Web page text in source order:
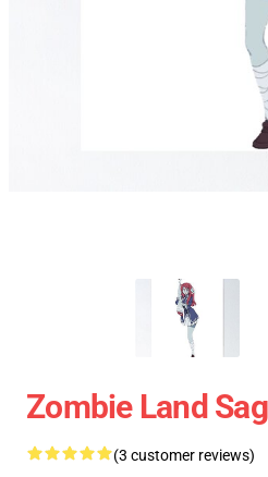
Zombie Land
(3 customer reviews)